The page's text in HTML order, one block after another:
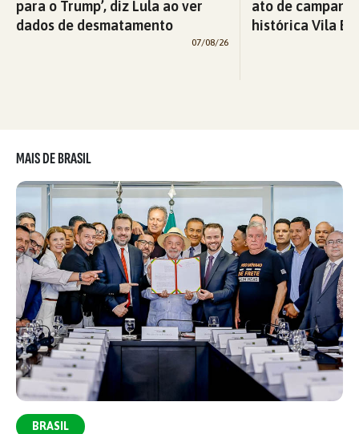
para o Trump’, diz Lula ao ver
dados de desmatamento
07/08/26
ato de
histórica Vila
MAIS DE BRASIL
BRASIL